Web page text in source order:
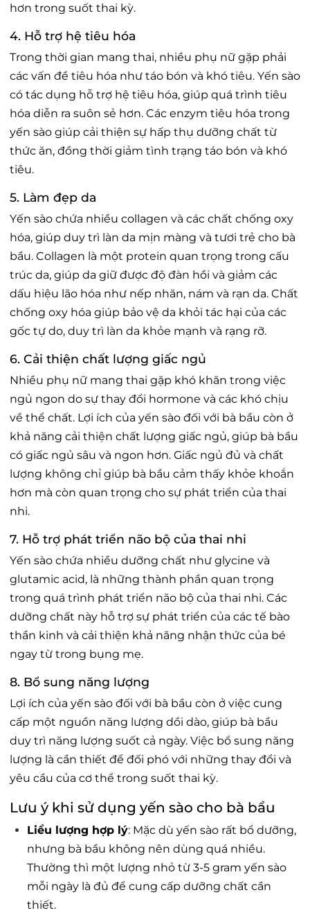
hơn trong suốt thai kỳ.
4. Hỗ trợ hệ tiêu hóa
Trong thời gian mang thai, nhiều phụ nữ gặp phải
các vấn đề tiêu hóa như táo bón và khó tiêu. Yến sào
có tác dụng hỗ trợ hệ tiêu hóa, giúp quá trình tiêu
hóa diễn ra suôn sẻ hơn. Các enzym tiêu hóa trong
yến sào giúp cải thiện sự hấp thụ dưỡng chất từ
thức ăn, đồng thời giảm tình trạng táo bón và khó
tiêu.
5. Làm đẹp da
Yến sào chứa nhiều collagen và các chất chống oxy
hóa, giúp duy trì làn da mịn màng và tươi trẻ cho bà
bầu. Collagen là một protein quan trọng trong cấu
trúc da, giúp da giữ được độ đàn hồi và giảm các
dấu hiệu lão hóa như nếp nhăn, nám và rạn da. Chất
chống oxy hóa giúp bảo vệ da khỏi tác hại của các
gốc tự do, duy trì làn da khỏe mạnh và rạng rỡ.
6. Cải thiện chất lượng giấc ngủ
Nhiều phụ nữ mang thai gặp khó khăn trong việc
ngủ ngon do sự thay đổi hormone và các khó chịu
về thể chất. Lợi ích của yến sào đối với bà bầu còn ở
khả năng cải thiện chất lượng giấc ngủ, giúp bà bầu
có giấc ngủ sâu và ngon hơn. Giấc ngủ đủ và chất
lượng không chỉ giúp bà bầu cảm thấy khỏe khoắn
hơn mà còn quan trọng cho sự phát triển của thai
nhi.
7. Hỗ trợ phát triển não bộ của thai nhi
Yến sào chứa nhiều dưỡng chất như glycine và
glutamic acid, là những thành phần quan trọng
trong quá trình phát triển não bộ của thai nhi. Các
dưỡng chất này hỗ trợ sự phát triển của các tế bào
thần kinh và cải thiện khả năng nhận thức của bé
ngay từ trong bụng mẹ.
8. Bổ sung năng lượng
Lợi ích của yến sào đối với bà bầu còn ở việc cung
cấp một nguồn năng lượng dồi dào, giúp bà bầu
duy trì năng lượng suốt cả ngày. Việc bổ sung năng
lượng là cần thiết để đối phó với những thay đổi và
yêu cầu của cơ thể trong suốt thai kỳ.
Lưu ý khi sử dụng yến sào cho bà bầu
Liều lượng hợp lý: Mặc dù yến sào rất bổ dưỡng,
nhưng bà bầu không nên dùng quá nhiều.
Thường thì một lượng nhỏ từ 3-5 gram yến sào
mỗi ngày là đủ để cung cấp dưỡng chất cần
thiết.